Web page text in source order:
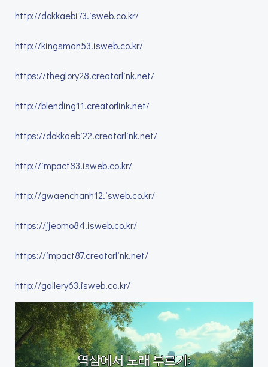
http://dokkaebi73.isweb.co.kr/
http://kingsman53.isweb.co.kr/
https://theglory28.creatorlink.net/
http://blending11.creatorlink.net/
https://dokkaebi22.creatorlink.net/
http://impact83.isweb.co.kr/
http://gwaenchanh12.isweb.co.kr/
https://jjeomo84.isweb.co.kr/
https://impact87.creatorlink.net/
http://gallery63.isweb.co.kr/